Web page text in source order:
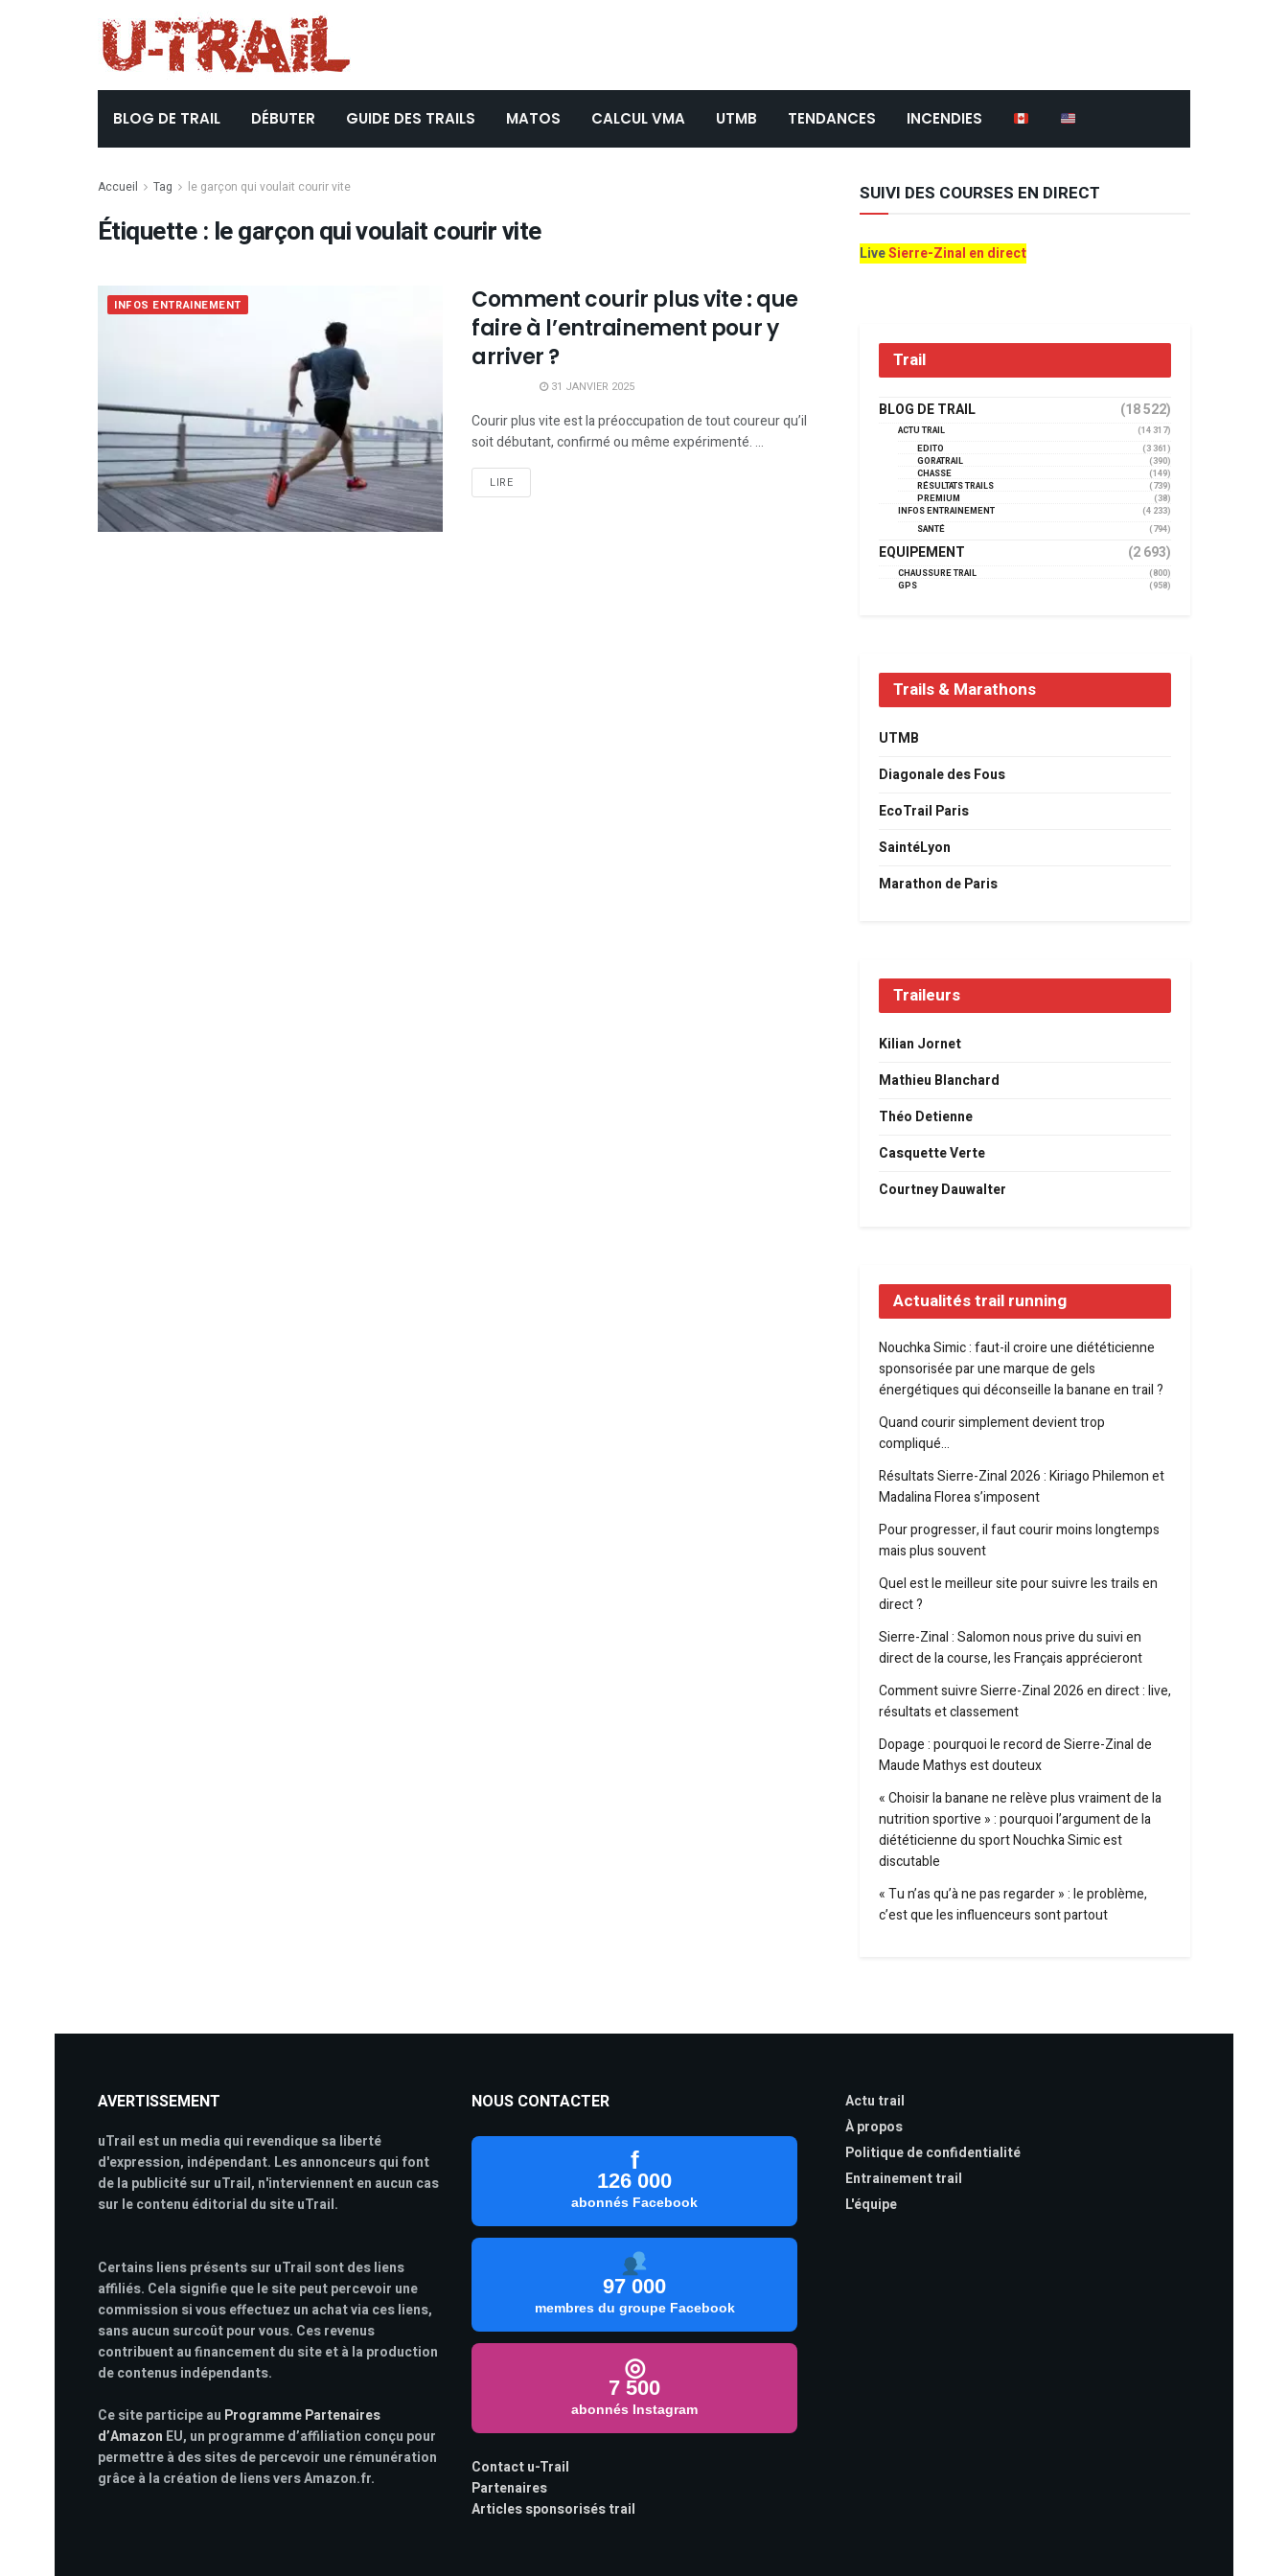
BLOG DE TRAIL DÉBUTER GUIDE DES TRAILS MATOS CALCUL VMA UTMB TENDANCES INCENDIES
Accueil Tag le garçon qui voulait courir vite
Étiquette : le garçon qui voulait courir vite
INFOS ENTRAINEMENT
Comment courir plus vite : que
faire à l’entrainement pour y
arriver ?
31 JANVIER 2025
Courir plus vite est la préoccupation de tout coureur qu’il
soit débutant, confirmé ou même expérimenté. ...
LIRE
SUIVI DES COURSES EN DIRECT
LiveSierre-Zinal en direct
Trail
BLOG DE TRAIL (18 522)
ACTU TRAIL
(14 317)
EDITO
(3 361)
GORATRAIL
(390)
CHASSE
(149)
RÉSULTATS TRAILS
(739)
PREMIUM
(38)
INFOS ENTRAINEMENT
(4 233)
SANTÉ
(794)
EQUIPEMENT (2 693)
CHAUSSURE TRAIL
(800)
GPS
(958)
Trails & Marathons
UTMB
Diagonale des Fous
EcoTrail Paris
SaintéLyon
Marathon de Paris
Traileurs
Kilian Jornet
Mathieu Blanchard
Théo Detienne
Casquette Verte
Courtney Dauwalter
Actualités trail running
Nouchka Simic : faut-il croire une diététicienne
sponsorisée par une marque de gels
énergétiques qui déconseille la banane en trail ?
Quand courir simplement devient trop
compliqué…
Résultats Sierre-Zinal 2026 : Kiriago Philemon et
Madalina Florea s’imposent
Pour progresser, il faut courir moins longtemps
mais plus souvent
Quel est le meilleur site pour suivre les trails en
direct ?
Sierre-Zinal : Salomon nous prive du suivi en
direct de la course, les Français apprécieront
Comment suivre Sierre-Zinal 2026 en direct : live,
résultats et classement
Dopage : pourquoi le record de Sierre-Zinal de
Maude Mathys est douteux
« Choisir la banane ne relève plus vraiment de la
nutrition sportive » : pourquoi l’argument de la
diététicienne du sport Nouchka Simic est
discutable
« Tu n’as qu’à ne pas regarder » : le problème,
c’est que les influenceurs sont partout
AVERTISSEMENT
uTrail est un media qui revendique sa liberté
d'expression, indépendant. Les annonceurs qui font
de la publicité sur uTrail, n'interviennent en aucun cas
sur le contenu éditorial du site uTrail.
Certains liens présents sur uTrail sont des liens
affiliés. Cela signifie que le site peut percevoir une
commission si vous effectuez un achat via ces liens,
sans aucun surcoût pour vous. Ces revenus
contribuent au financement du site et à la production
de contenus indépendants.
Ce site participe au Programme Partenaires
d’Amazon EU, un programme d’affiliation conçu pour
permettre à des sites de percevoir une rémunération
grâce à la création de liens vers Amazon.fr.
NOUS CONTACTER
f
126 000
abonnés Facebook
97 000
membres du groupe Facebook
◎
7 500
abonnés Instagram
Contact u-Trail
Partenaires
Articles sponsorisés trail
Actu trail
À propos
Politique de confidentialité
Entrainement trail
L'équipe